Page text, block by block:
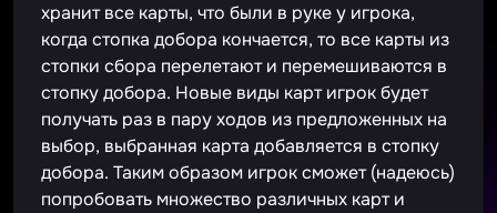
хранит все карты, что были в руке у игрока,
когда стопка добора кончается, то все карты из
стопки сбора перелетают и перемешиваются в
стопку добора. Новые виды карт игрок будет
получать раз в пару ходов из предложенных на
выбор, выбранная карта добавляется в стопку
добора. Таким образом игрок сможет (надеюсь)
попробовать множество различных карт и